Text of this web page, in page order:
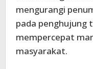
mengurangi
pada penghujung
mempercepat
masyarakat.